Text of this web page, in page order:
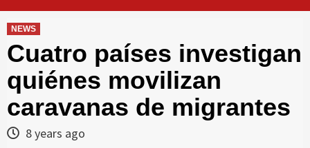
NEWS
Cuatro países investigan
quiénes movilizan
caravanas de migrantes
8 years ago